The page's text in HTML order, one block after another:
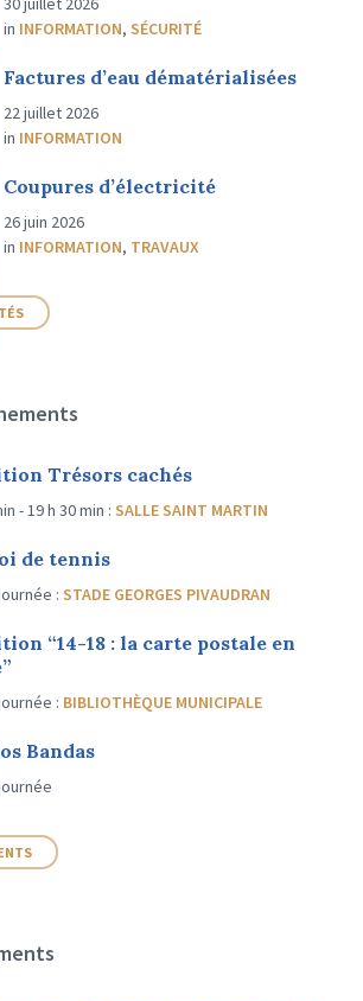
in INFORMATION, SÉCURITÉ
Factures d’eau dématérialisées
22 juillet 2026
in INFORMATION
Coupures d’électricité
26 juin 2026
in INFORMATION, TRAVAUX
Trésors cachés
- 19 h 30 min : SALLE SAINT MARTIN
de tennis
: STADE GEORGES PIVAUDRAN
“14-18 : la carte postale en
: BIBLIOTHÈQUE MUNICIPALE
Bandas